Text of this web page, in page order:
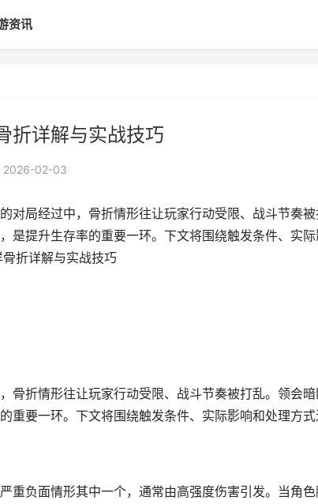
资讯
折详解与实战技巧
2026-02-03
对局经过中，骨折情形往让玩家行动受限、战斗节奏
是提升生存率的重要一环。下文将围绕触发条件、实际
折详解与实战技巧
骨折情形往让玩家行动受限、战斗节奏被打乱。领会
重要一环。下文将围绕触发条件、实际影响和处理方式
重负面情形其中一个，通常由高强度伤害引发。当角